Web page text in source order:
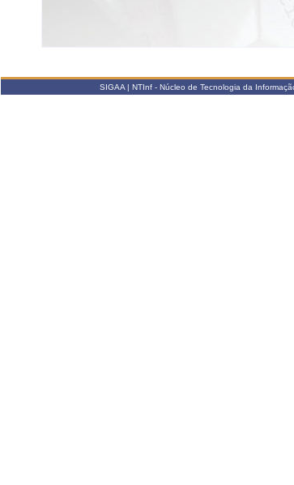
SIGAA | NTInf - Núcleo de Tecnologia da